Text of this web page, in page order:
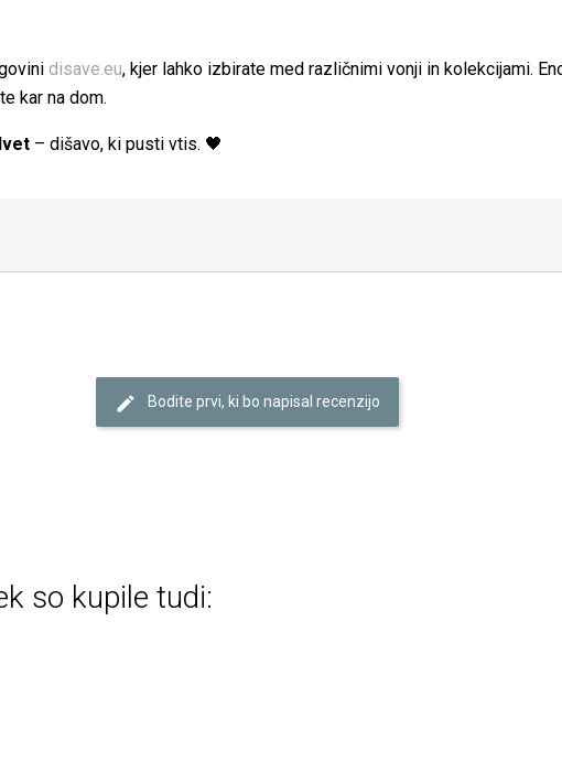
disave.eu, kjer lahko izbirate med različnimi vonji in kolekcijami.
kar na dom.
– dišavo, ki pusti vtis. 🖤
Bodite prvi, ki bo napisal recenzijo
so kupile tudi: